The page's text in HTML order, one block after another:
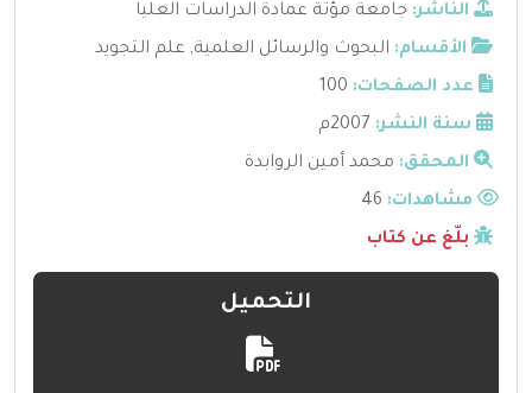
الناشر: جامعة مؤتة عمادة الدراسات العليا
الأقسام: البحوث والرسائل العلمية, علم التجويد
عدد الصفحات: 100
سنة النشر: 2007م
المحقق: محمد أمين الروابدة
مشاهدات:
بلّغ عن كتاب
التحميل